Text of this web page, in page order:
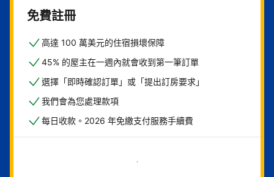
免費註冊
高達 100 萬美元的住宿損壞保障
45% 的屋主在一週內就會收到第一筆訂單
選擇「即時確認訂單」或「提出訂房要求」
我們會為您處理款項
每日收款。2026 年免繳支付服務手續費
現在就開始